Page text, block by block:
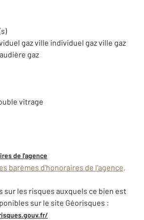
gaz ville individuel gaz ville gaz
gaz
vitrage
de l'agence
barèmes d'honoraires de l'agence,
sur les risques auxquels ce bien est
sur le site Géorisques :